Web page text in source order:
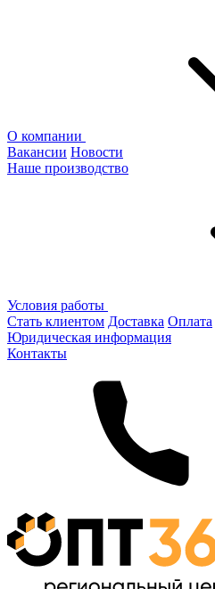
О компании
Вакансии Новости
Наше производство
Условия работы
Стать клиентом Доставка Оплата
Юридическая информация
Контакты